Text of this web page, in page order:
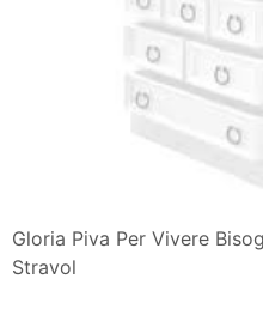
Gloria Piva Per Vivere
Stravol